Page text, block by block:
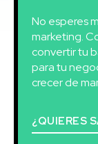
No esperes
marketing.
convertir tu
para tu
crecer de
¿QUIERES